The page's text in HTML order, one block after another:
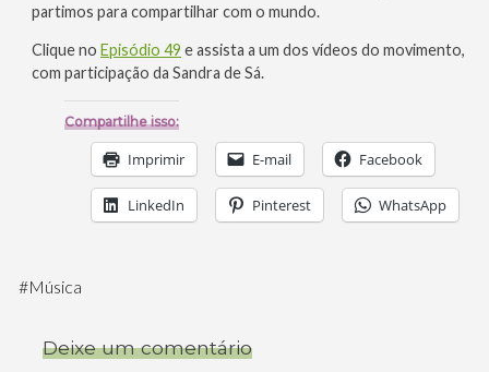
partimos para compartilhar com o mundo.
Clique noEpisódio 49 e assista a um dos vídeos do movimento,
com participação da Sandra de Sá.
Compartilhe isso:
Imprimir E-mail Facebook
LinkedIn Pinterest WhatsApp
#Música
Deixe um comentário